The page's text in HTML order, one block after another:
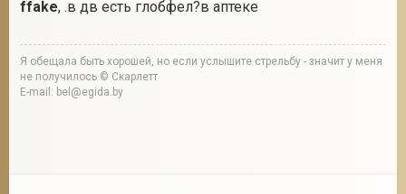
ffake, .в дв есть глобфел?в аптеке
Я обещала быть хорошей, но если услышите стрельбу - значит у меня
не получилось © Скарлетт
E-mail: bel@egida.by